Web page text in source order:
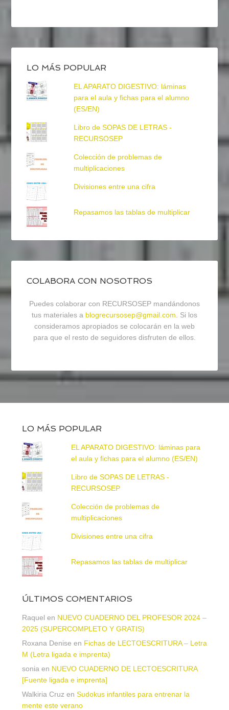
LO MÁS POPULAR
EL APARATO DIGESTIVO: láminas
para el aula y fichas para el alumno
(ES/EN)
Libro de SOPAS DE LETRAS -
RECURSOSEP
Colección de problemas de
multiplicaciones
Divisiones entre una cifra
Repasamos las tablas de multiplicar
COLABORA CON NOSOTROS
Puedes colaborar con RECURSOSEP mandándonos
tus materiales a blogrecursosep@gmail.com. Si los
consideramos apropiados se colocarán en la web
para que el resto de seguidores disfruten de ellos.
LO MÁS POPULAR
EL APARATO DIGESTIVO: láminas para
el aula y fichas para el alumno (ES/EN)
Libro de SOPAS DE LETRAS -
RECURSOSEP
Colección de problemas de
multiplicaciones
Divisiones entre una cifra
Repasamos las tablas de multiplicar
ÚLTIMOS COMENTARIOS
Raquel en NUEVO CUADERNO DEL PROFESOR 2024 –
2025 (SUPERCOMPLETO Y GRATIS)
Roxana Denise en Fichas de LECTOESCRITURA – Letra
M (Letra ligada e imprenta)
sonia en NUEVO CUADERNO DE LECTOESCRITURA
[Fuente ligada e imprenta]
Walkiria Cruz en Sudokus infantiles para entrenar la
mente este verano